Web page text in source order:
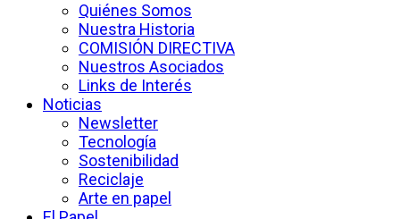
Quiénes Somos
Nuestra Historia
COMISIÓN DIRECTIVA
Nuestros Asociados
Links de Interés
Noticias
Newsletter
Tecnología
Sostenibilidad
Reciclaje
Arte en papel